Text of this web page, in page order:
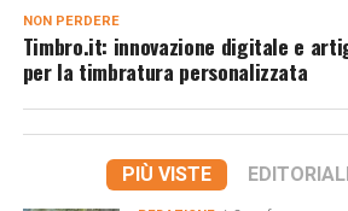
NON PERDERE
Timbro.it: innovazione digitale e
per la timbratura personalizzata
PIÙ VISTE